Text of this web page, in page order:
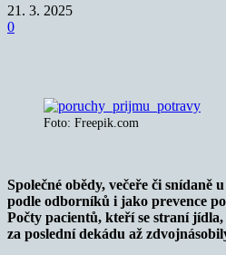
21. 3. 2025
0
Foto: Freepik.com
Společné obědy, večeře či snídaně
podle odborníků i jako prevence
Počty pacientů, kteří se straní
za poslední dekádu až